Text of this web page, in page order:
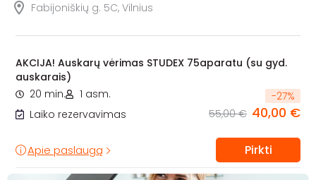
Fabijoniškių g. 5C, Vilnius
AKCIJA! Auskarų vėrimas STUDEX 75aparatu (su gyd.
auskarais)
20 min.
1 asm.
Laiko rezervavimas
-27%
55,00 € 40,00 €
Apie paslaugą Pirkti